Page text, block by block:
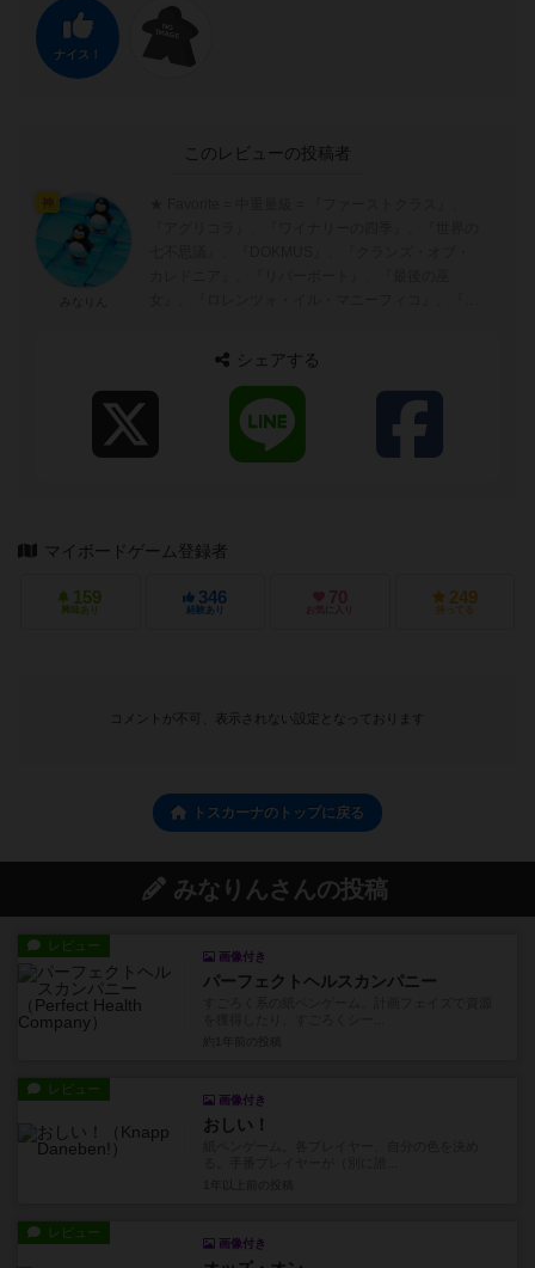
ナイス！
このレビューの投稿者
シェアする
マイボードゲーム登録者
159
興味あり
346
経験あり
70
お気に入り
249
持ってる
コメントが不可、表示されない設定となっております
トスカーナのトップに戻る
みなりんさんの投稿
レビュー
画像付き
パーフェクトヘルスカンパニー
レビュー
画像付き
おしい！
レビュー
画像付き